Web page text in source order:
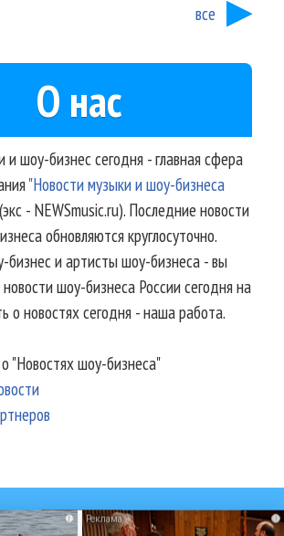
все
О нас
и шоу-бизнес сегодня - главная сфера
"Новости музыки и шоу-бизнеса
(экс - NEWSmusic.ru). Последние новости
обновляются круглосуточно.
бизнес и артисты шоу-бизнеса - вы
шоу-бизнеса России сегодня на
о новостях сегодня - наша работа.
о "Новостях шоу-бизнеса"
i i